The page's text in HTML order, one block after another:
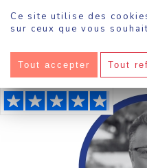
Ce site utilise des
sur ceux que vous
Tout accepter Tout
Abri de piscine